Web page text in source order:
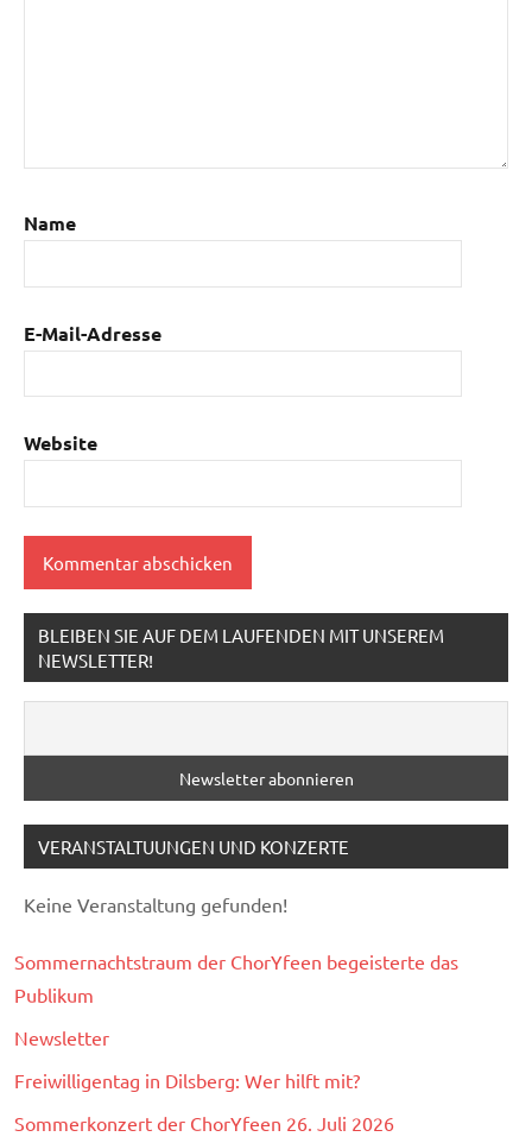
Name
E-Mail-Adresse
Website
BLEIBEN SIE AUF DEM LAUFENDEN MIT UNSEREM
NEWSLETTER!
VERANSTALTUUNGEN UND KONZERTE
Keine Veranstaltung gefunden!
Sommernachtstraum der ChorYfeen begeisterte das
Publikum
Newsletter
Freiwilligentag in Dilsberg: Wer hilft mit?
Sommerkonzert der ChorYfeen 26. Juli 2026